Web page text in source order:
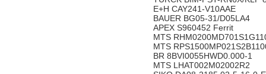
E+H CAY241-V10AAE
BAUER BG05-31/D05LA4
APEX S960452 Ferrit
MTS
MTS
BR 8BVI0055HWD0.000-1
MTS LHAT002M02002R2